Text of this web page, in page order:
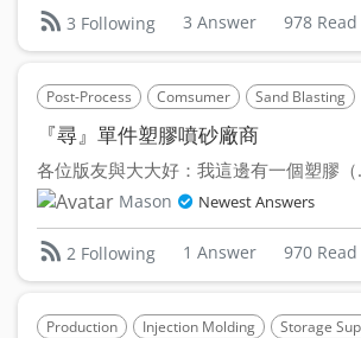
3 Following 3 Answer 978 Read
Post-Process Comsumer Sand Blasting
『尋』單件塑膠噴砂廠商
各位版友
Mason Newest Answers
2 Following 1 Answer 970 Read
Production Injection Molding Storage